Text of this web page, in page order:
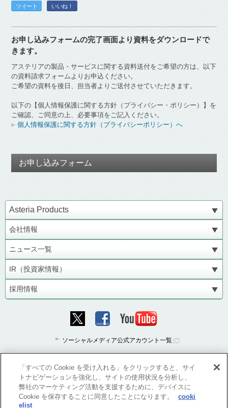
ツイート いいね！
お申し込みフォームの完了画面より資料をダウンロードで
きます。
アステリアの製品・サービスに関する資料送付をご希望の方は、以下
の資料請求フォームよりお申込ください。
ご希望の資料を後日、担当者よりご送付させていただきます。
以下の【個人情報保護に関する方針（プライバシー・ポリシー）】を
ご確認、ご同意の上、必要事項をご記入ください。
個人情報保護に関する方針（プライバシーポリシー）へ
お申し込みフォーム
Asteria Products
会社情報
ニュース一覧
IR（投資家情報）
採用情報
ソーシャルメディア公式アカウント一覧
「すべての Cookie を受け入れる」をクリックすると、サイ
トナビゲーションを強化し、サイトの使用状況を分析し、
弊社のマーケティング活動を支援するために、デバイスに
Cookie を保存することに同意したことになります。
cooki
elist